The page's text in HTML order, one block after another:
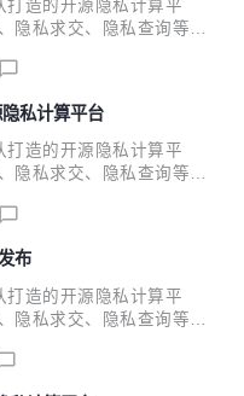
造的开源隐私计算平
隐私求交、隐私查询等。
面、命令行 和 Python S
：支持自定义扩展语法、
全多方计算、联邦学习、
1.6.11 更新了什么？ 新
种缺失值处理方法 ...
私计算平台
造的开源隐私计算平
隐私求交、隐私查询等。
面、命令行 和 Python S
：支持自定义扩展语法、
全多方计算、联邦学习、
1.6.10 更新了什么？ 新
的干扰 P...
布
造的开源隐私计算平
隐私求交、隐私查询等。
面、命令行 和 Python S